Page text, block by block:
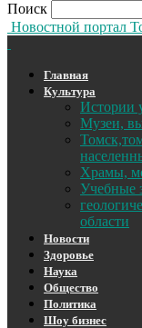
Поиск
Новостной портал
Главная
Культура
Истории
Музеи,
Храмы,
Учебные
области
Новости
Здоровье
Наука
Общество
Политика
Шоу бизнес